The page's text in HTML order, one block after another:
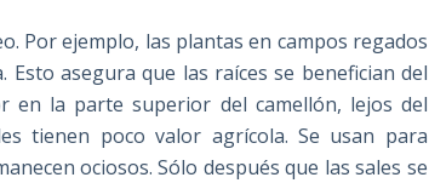
Por ejemplo, las plantas en campos regados
asegura que las raíces se benefician del
en la parte superior del camellón, lejos del
tienen poco valor agrícola. Se usan para
ociosos. Sólo después que las sales se